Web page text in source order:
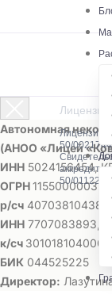
Автономная
(АНОО «Лицей
ИНН 5024156454,
ОГРН
р/сч
ИНН 7707083893,
к/сч
БИК 044525225
Директор:
Лицензия
50/
50/